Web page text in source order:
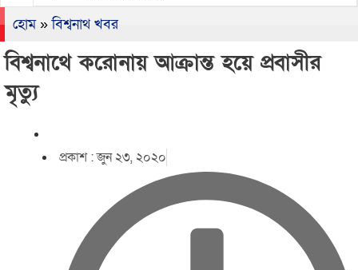
হোম»বিশ্বনাথ খবর
বিশ্বনাথে করোনায় আক্রান্ত হয়ে প্রবাসীর
মৃত্যু
প্রকাশ :জুন ২৩, ২০২০